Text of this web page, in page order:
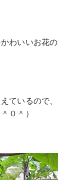
わいいお花
ているので
０＾）